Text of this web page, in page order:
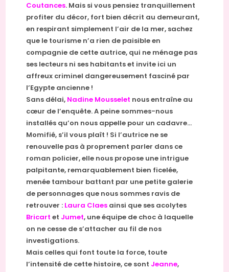
Coutances. Mais si vous pensiez tranquillement
profiter du décor, fort bien décrit au demeurant,
en respirant simplement l’air de la mer, sachez
que le tourisme n’a rien de paisible en
compagnie de cette autrice, qui ne ménage pas
ses lecteurs ni ses habitants et invite ici un
affreux criminel dangereusement fasciné par
l’Egypte ancienne !
Sans délai, Nadine Mousselet nous entraîne au
cœur de l’enquête. A peine sommes-nous
installés qu’on nous appelle pour un cadavre…
Momifié, s’il vous plaît ! Si l’autrice ne se
renouvelle pas à proprement parler dans ce
roman policier, elle nous propose une intrigue
palpitante, remarquablement bien ficelée,
menée tambour battant par une petite galerie
de personnages que nous sommes ravis de
retrouver : Laura Claes ainsi que ses acolytes
Bricart et Jumet, une équipe de choc à laquelle
on ne cesse de s’attacher au fil de nos
investigations.
Mais celles qui font toute la force, toute
l’intensité de cette histoire, ce sont Jeanne,